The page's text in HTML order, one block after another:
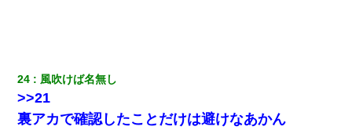
24 風吹けば名無し
>>21
裏アカで確認したことだけは避けなあかん